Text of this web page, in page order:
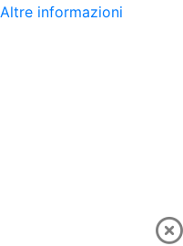
Altre informazioni